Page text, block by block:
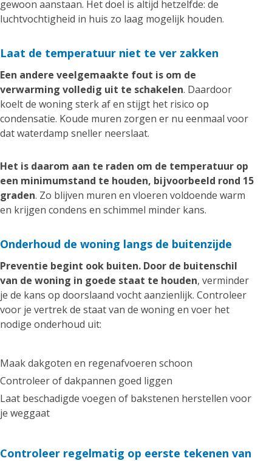
gewoon aanstaan. Het doel is altijd hetzelfde: de
luchtvochtigheid in huis zo laag mogelijk houden.
Laat de temperatuur niet te ver zakken
Een andere veelgemaakte fout is om de
verwarming volledig uit te schakelen. Daardoor
koelt de woning sterk af en stijgt het risico op
condensatie. Koude muren zorgen er nu eenmaal voor
dat waterdamp sneller neerslaat.
Het is daarom aan te raden om de temperatuur op
een minimumstand te houden, bijvoorbeeld rond 15
graden. Zo blijven muren en vloeren voldoende warm
en krijgen condens en schimmel minder kans.
Onderhoud de woning langs de buitenzijde
Preventie begint ook buiten. Door de buitenschil
van de woning in goede staat te houden, verminder
je de kans op doorslaand vocht aanzienlijk. Controleer
voor je vertrek de staat van de woning en voer het
nodige onderhoud uit:
Maak dakgoten en regenafvoeren schoon
Controleer of dakpannen goed liggen
Laat beschadigde voegen of bakstenen herstellen voor
je weggaat
Controleer regelmatig op eerste tekenen van